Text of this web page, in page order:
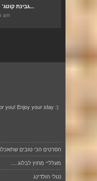
גבינת קוטג’ טבעונית- מתכון להכנה...
am
you! Enjoy your stay :)
הסרטים הכי טובים שתאכלו
מעלליי מחוץ לבלוג….
נטלי הולדינג